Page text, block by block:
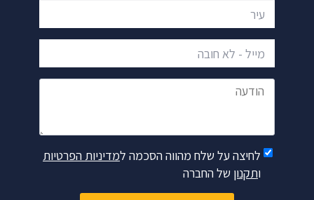
עיר
מייל - לא חובה
הודעה
לחיצה על שלח מהווה הסכמה למדיניות הפרטיות
ותקנון של החברה